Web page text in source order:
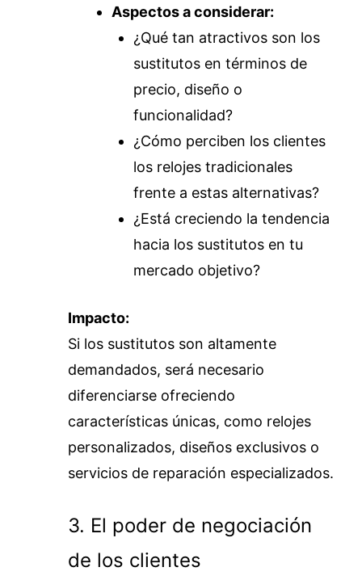
Aspectos a considerar:
¿Qué tan atractivos son los
sustitutos en términos de
precio, diseño o
funcionalidad?
¿Cómo perciben los clientes
los relojes tradicionales
frente a estas alternativas?
¿Está creciendo la tendencia
hacia los sustitutos en tu
mercado objetivo?
Impacto:
Si los sustitutos son altamente
demandados, será necesario
diferenciarse ofreciendo
características únicas, como relojes
personalizados, diseños exclusivos o
servicios de reparación especializados.
3. El poder de negociación
de los clientes